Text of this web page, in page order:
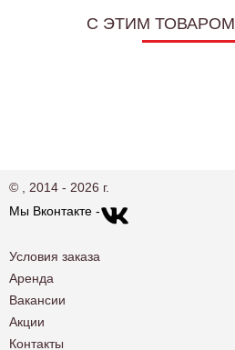
C ЭТИМ
© , 2014 - 2026 г.
Мы Вконтакте -
Условия заказа
Аренда
Вакансии
Акции
Контакты